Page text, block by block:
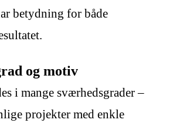
betydning for både
og motiv
i mange sværhedsgrader –
projekter med enkle